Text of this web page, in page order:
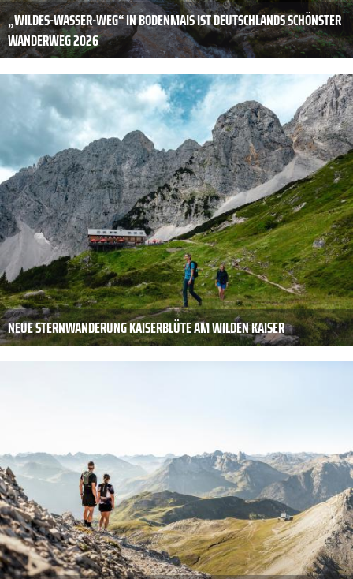
„WILDES-WASSER-WEG“ IN BODENMAIS IST DEUTSCHLANDS SCHÖNSTER
WANDERWEG 2026
NEUE STERNWANDERUNG KAISERBLÜTE AM WILDEN KAISER